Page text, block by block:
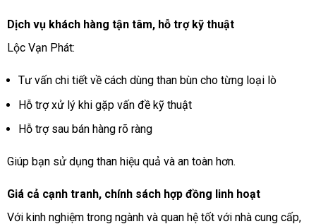
Dịch vụ khách hàng tận tâm, hỗ trợ kỹ thuật
Lộc Vạn Phát:
Tư vấn chi tiết về cách dùng than bùn cho từng loại lò
Hỗ trợ xử lý khi gặp vấn đề kỹ thuật
Hỗ trợ sau bán hàng rõ ràng
Giúp bạn sử dụng than hiệu quả và an toàn hơn.
Giá cả cạnh tranh, chính sách hợp đồng linh hoạt
Với kinh nghiệm trong ngành và quan hệ tốt với nhà cung cấp,